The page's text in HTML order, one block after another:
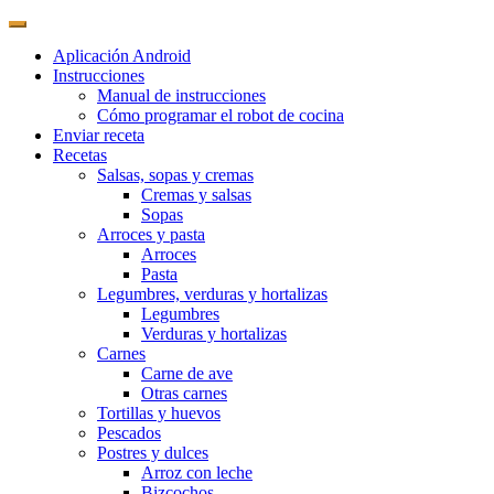
Aplicación Android
Instrucciones
Manual de instrucciones
Cómo programar el robot de cocina
Enviar receta
Recetas
Salsas, sopas y cremas
Cremas y salsas
Sopas
Arroces y pasta
Arroces
Pasta
Legumbres, verduras y hortalizas
Legumbres
Verduras y hortalizas
Carnes
Carne de ave
Otras carnes
Tortillas y huevos
Pescados
Postres y dulces
Arroz con leche